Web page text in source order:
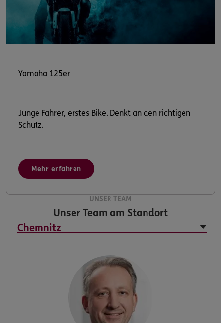
Yamaha 125er
Junge Fahrer, erstes Bike. Denkt an den richtigen
Schutz.
Mehr erfahren
UNSER TEAM
Unser Team am Standort